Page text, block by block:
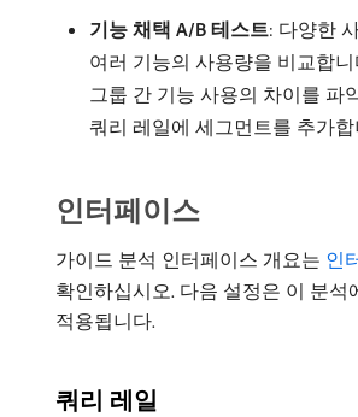
기능 채택 A/B 테스트: 다양한
여러 기능의 사용량을 비교합
그룹 간 기능 사용의 차이를 파
쿼리 레일에 세그먼트를 추가합
인터페이스
가이드 분석 인터페이스 개요는 인
확인하십시오. 다음 설정은 이 분석
적용됩니다.
쿼리 레일